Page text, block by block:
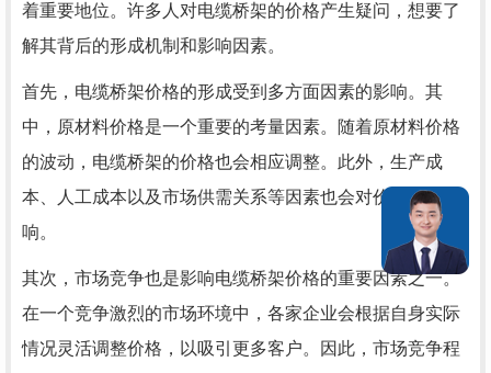
着重要地位。许多人对电缆桥架的价格产生疑问，想要了
解其背后的形成机制和影响因素。
首先，电缆桥架价格的形成受到多方面因素的影响。其
中，原材料价格是一个重要的考量因素。随着原材料价格
的波动，电缆桥架的价格也会相应调整。此外，生产成
本、人工成本以及市场供需关系等因素也会对价格产生影
响。
其次，市场竞争也是影响电缆桥架价格的重要因素之一。
在一个竞争激烈的市场环境中，各家企业会根据自身实际
情况灵活调整价格，以吸引更多客户。因此，市场竞争程